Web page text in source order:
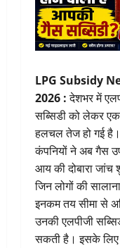
LPG Subsidy
2026 :देशभर में
सब्सिडी को लेकर एक
हलचल तेज हो गई
कंपनियों ने अब गैस
आय की दोबारा जांच
जिन लोगों की
इनकम तय सीमा से
उनकी एलपीजी
सकती है। इसके लिए